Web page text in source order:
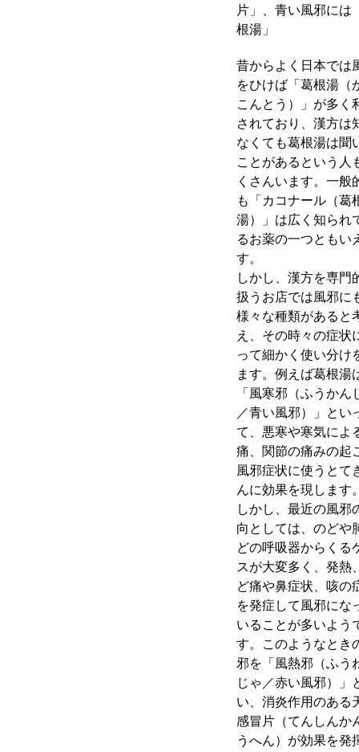
片」、青い風邪には
根湯」
昔からよく日本では
をひけば「葛根湯（
こんとう）」が多く
されており、漢方は
なくても葛根湯は聞
ことがあるという人
くさんいます。一般
も「カコナール（葛
湯）」は広く知られ
るお薬の一つともい
す。
しかし、漢方を専門
扱うお店では風邪に
様々な種類があると
え、その時々の症状
って細かく使い分け
ます。例えば葛根湯
「風寒邪（ふうかん
／青い風邪）」とい
て、悪寒や寒気によ
痛、関節の痛みの起
風邪症状に使うとて
んに効果を現します
しかし、最近の風邪
向としては、のどや
どの呼吸器からくる
スが大変多く、発熱
ど痛や鼻症状、咳の
を発症して風邪にな
いることが多いよう
す。このようなとき
邪を「風熱邪（ふう
じゃ／赤い風邪）」
い、消炎作用のある
感冒片（てんしんか
うへん）が効果を発